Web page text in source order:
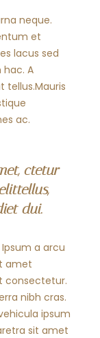
neque.
et
lacus sed
hac. A
tellus.Mauris
ac.
ctetur
dui.
a arcu
amet
consectetur.
nibh cras.
ipsum
sit amet